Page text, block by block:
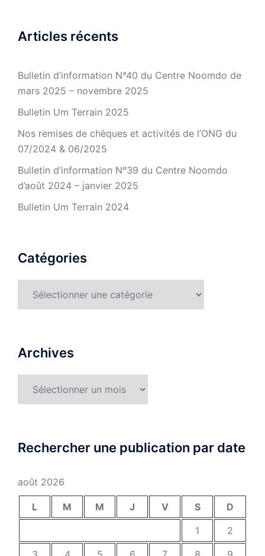
Articles récents
Bulletin d’information N°40 du Centre Noomdo de
mars 2025 – novembre 2025
Bulletin Um Terrain 2025
Nos remises de chèques et activités de l’ONG du
07/2024 & 06/2025
Bulletin d’information N°39 du Centre Noomdo
d’août 2024 – janvier 2025
Bulletin Um Terrain 2024
Catégories
Archives
Rechercher une publication par date
août 2026
L M M J V S
D
1
2